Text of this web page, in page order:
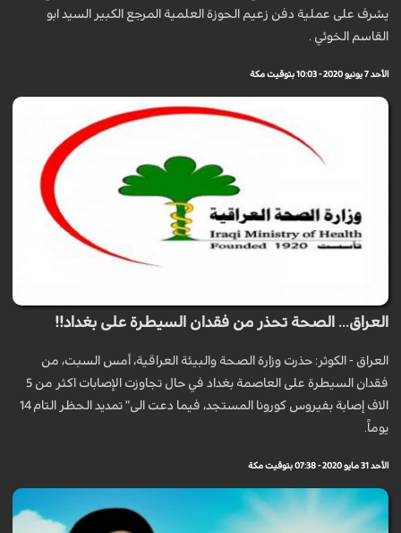
يشرف على عملية دفن زعيم الحوزة العلمية المرجع الكبير السيد ابو
القاسم الخوئي .
الأحد 7 يونيو 2020 - 10:03 بتوقيت مكة
العراق... الصحة تحذر من فقدان السيطرة على بغداد!!
العراق - الكوثر: حذرت وزارة الصحة والبيئة العراقية، أمس السبت، من
فقدان السيطرة على العاصمة بغداد في حال تجاوزت الإصابات اكثر من 5
الاف إصابة بفيروس كورونا المستجد، فيما دعت الى" تمديد الحظر التام 14
يوماً.
الأحد 31 مايو 2020 - 07:38 بتوقيت مكة